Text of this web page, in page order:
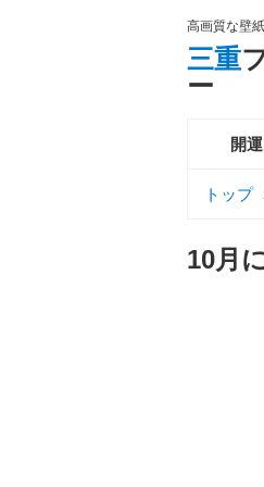
高画質な壁
三重
ー
開運
トップ
10月